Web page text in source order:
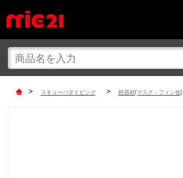
> スキューバダイビング > 軽器材(マスク・フィン他)